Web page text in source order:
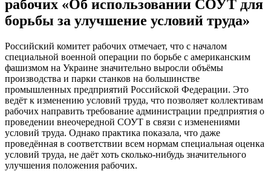
рабочих «Об использовании СОУТ для
борьбы за улучшение условий труда»
Российский комитет рабочих отмечает, что с началом
специальной военной операции по борьбе с американским
фашизмом на Украине значительно выросли объёмы
производства и парки станков на большинстве
промышленных предприятий Российской Федерации. Это
ведёт к изменению условий труда, что позволяет коллективам
рабочих направить требование администрации предприятия о
проведении внеочередной СОУТ в связи с изменениями
условий труда. Однако практика показала, что даже
проведённая в соответствии всем нормам специальная оценка
условий труда, не даёт хоть сколько-нибудь значительного
улучшения положения рабочих.